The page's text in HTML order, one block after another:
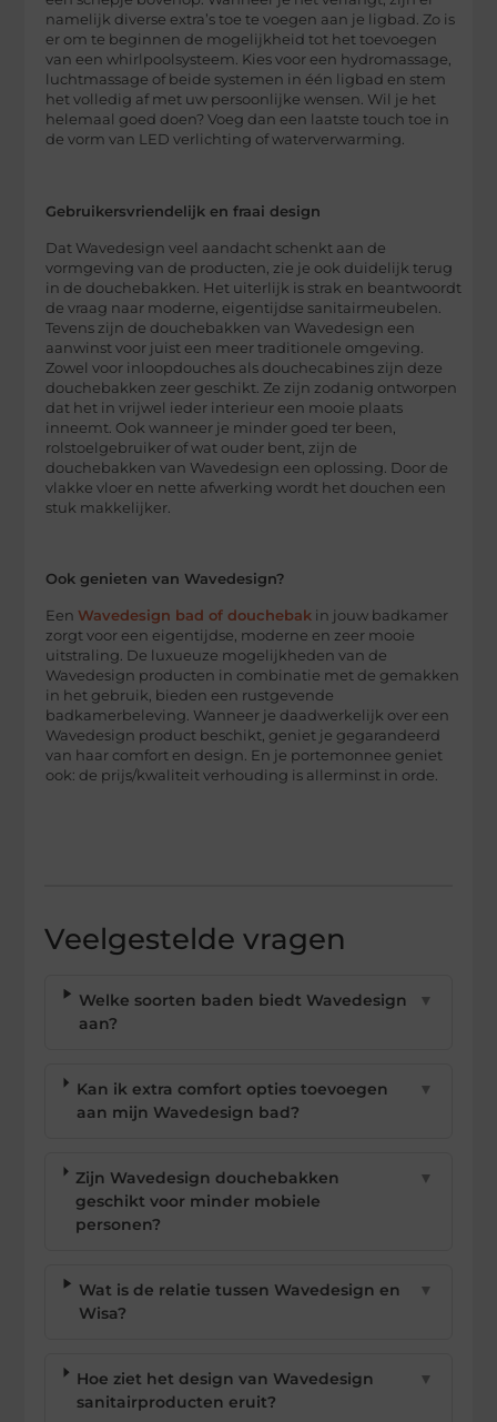
namelijk diverse extra’s toe te voegen aan je ligbad. Zo is
er om te beginnen de mogelijkheid tot het toevoegen
van een whirlpoolsysteem. Kies voor een hydromassage,
luchtmassage of beide systemen in één ligbad en stem
het volledig af met uw persoonlijke wensen. Wil je het
helemaal goed doen? Voeg dan een laatste touch toe in
de vorm van LED verlichting of waterverwarming.
Gebruikersvriendelijk en fraai design
Dat Wavedesign veel aandacht schenkt aan de
vormgeving van de producten, zie je ook duidelijk terug
in de douchebakken. Het uiterlijk is strak en beantwoordt
de vraag naar moderne, eigentijdse sanitairmeubelen.
Tevens zijn de douchebakken van Wavedesign een
aanwinst voor juist een meer traditionele omgeving.
Zowel voor inloopdouches als douchecabines zijn deze
douchebakken zeer geschikt. Ze zijn zodanig ontworpen
dat het in vrijwel ieder interieur een mooie plaats
inneemt. Ook wanneer je minder goed ter been,
rolstoelgebruiker of wat ouder bent, zijn de
douchebakken van Wavedesign een oplossing. Door de
vlakke vloer en nette afwerking wordt het douchen een
stuk makkelijker.
Ook genieten van Wavedesign?
EenWavedesign bad of douchebak in jouw badkamer
zorgt voor een eigentijdse, moderne en zeer mooie
uitstraling. De luxueuze mogelijkheden van de
Wavedesign producten in combinatie met de gemakken
in het gebruik, bieden een rustgevende
badkamerbeleving. Wanneer je daadwerkelijk over een
Wavedesign product beschikt, geniet je gegarandeerd
van haar comfort en design. En je portemonnee geniet
ook: de prijs/kwaliteit verhouding is allerminst in orde.
Veelgestelde vragen
Welke soorten baden biedt Wavedesign
aan?
▼
Kan ik extra comfort opties toevoegen
aan mijn Wavedesign bad?
▼
Zijn Wavedesign douchebakken
geschikt voor minder mobiele
personen?
▼
Wat is de relatie tussen Wavedesign en
Wisa?
▼
Hoe ziet het design van Wavedesign
sanitairproducten eruit?
▼